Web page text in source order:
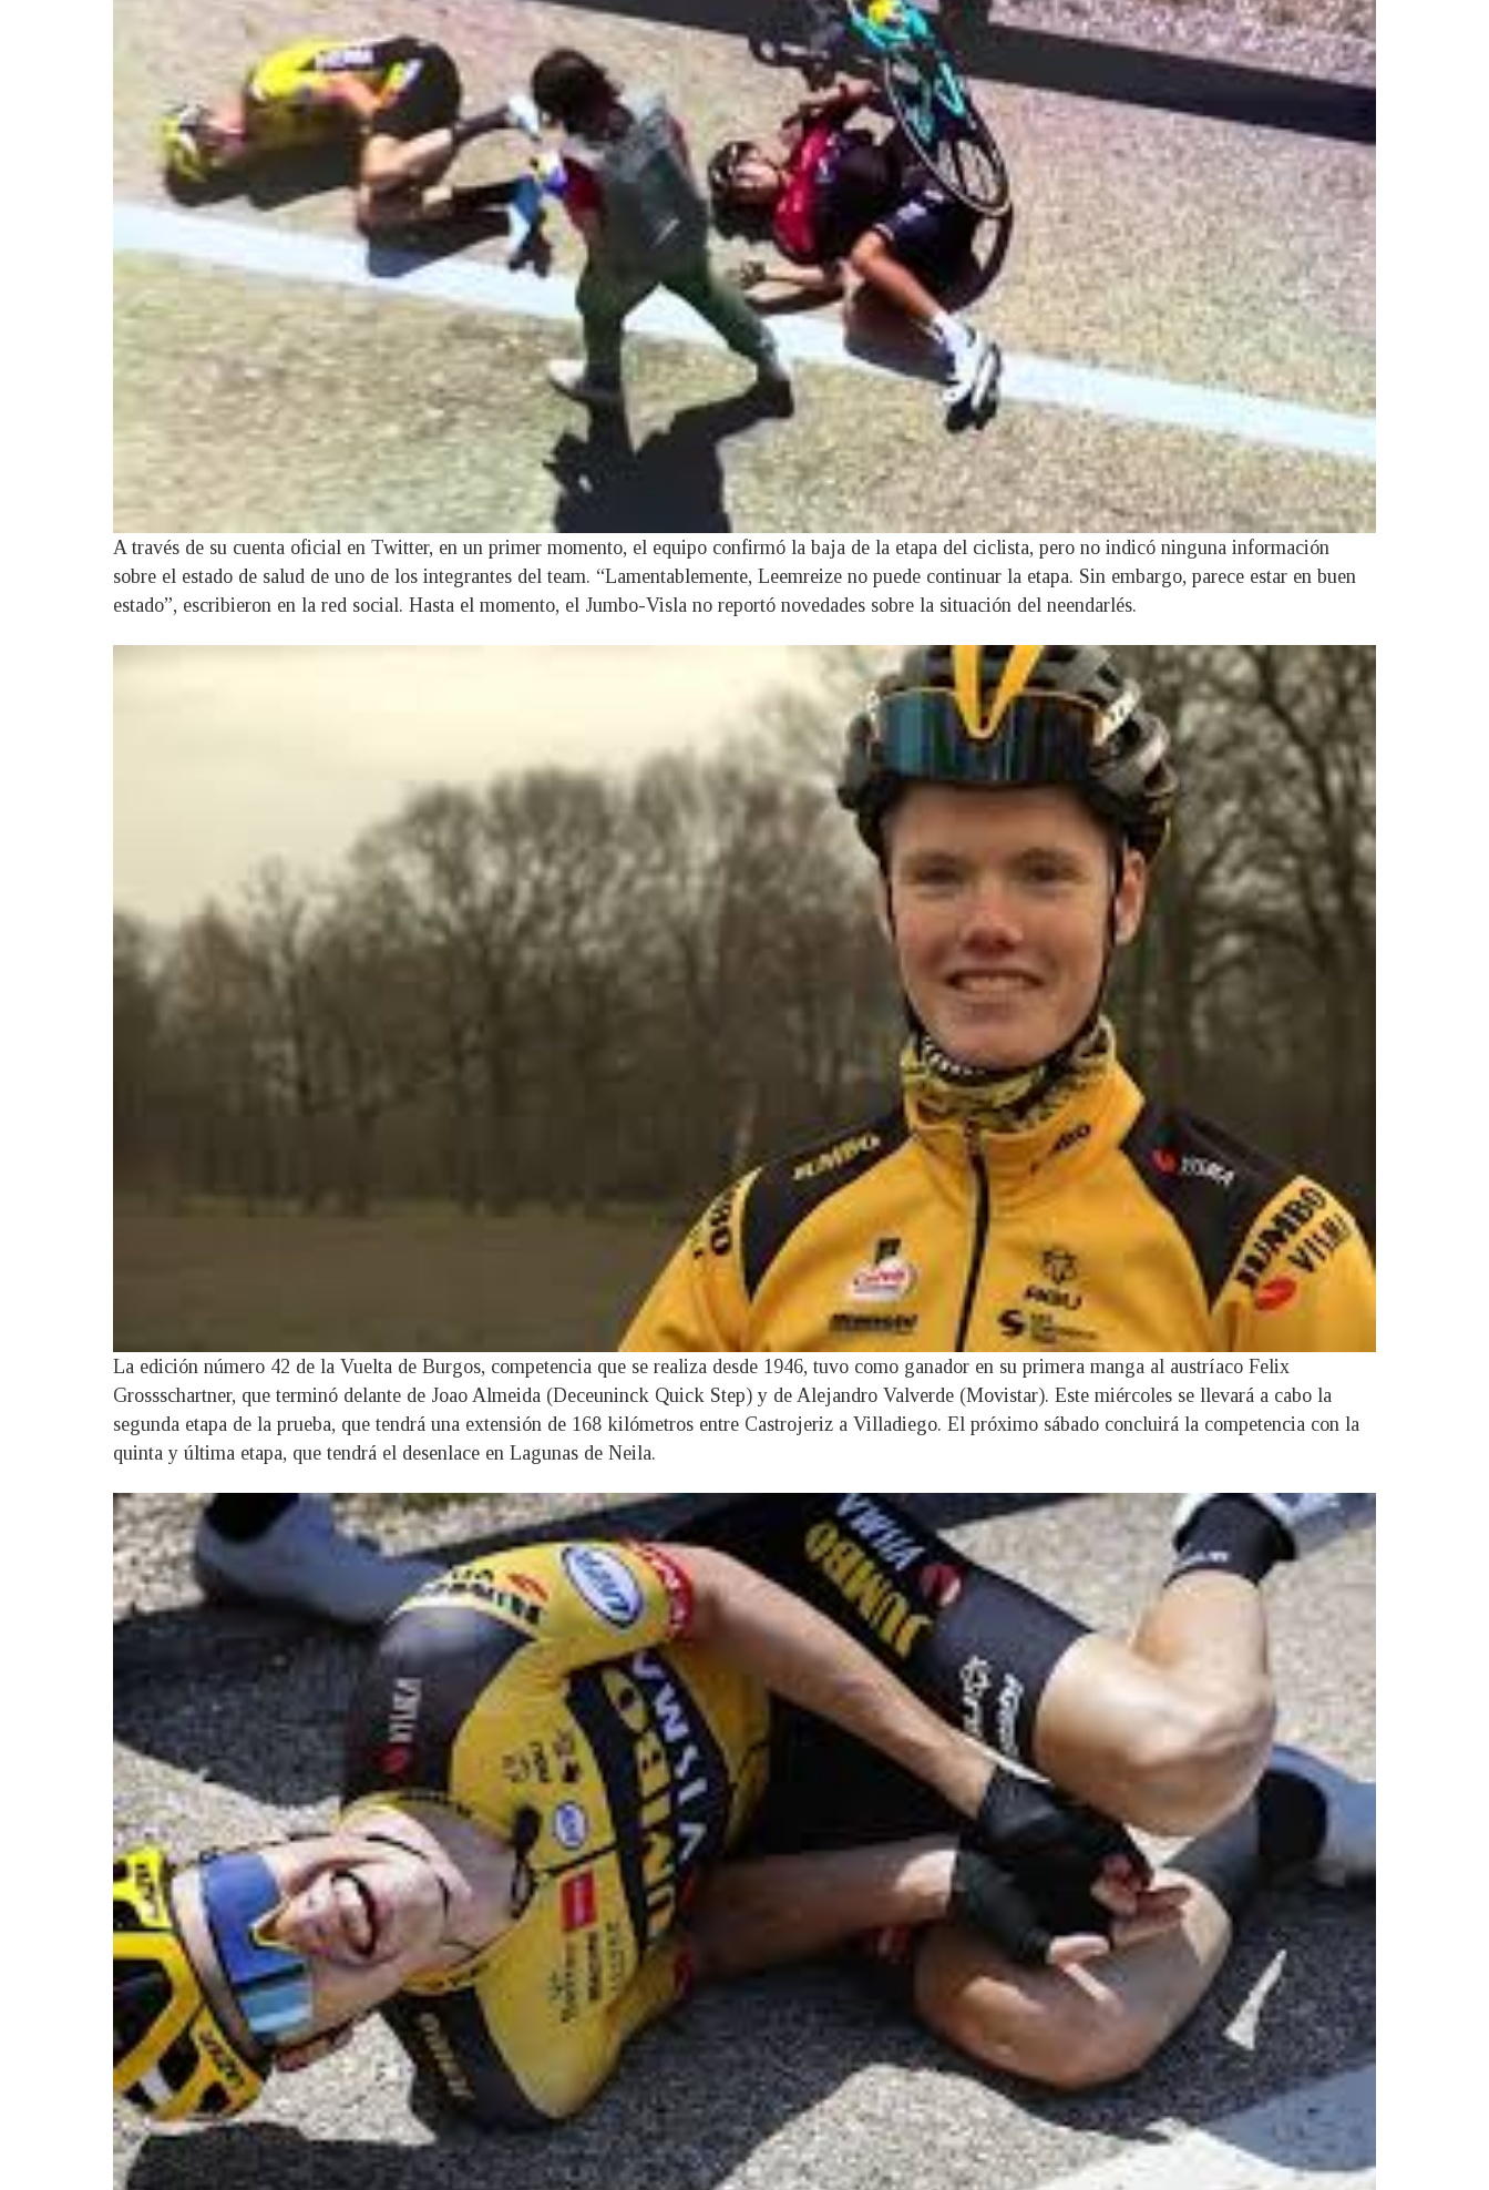
A través de su cuenta oficial en Twitter, en un primer momento, el equipo confirmó la baja de la etapa del ciclista, pero no indicó ninguna información
sobre el estado de salud de uno de los integrantes del team. “Lamentablemente, Leemreize no puede continuar la etapa. Sin embargo, parece estar en buen
estado”, escribieron en la red social. Hasta el momento, el Jumbo-Visla no reportó novedades sobre la situación del neendarlés.
La edición número 42 de la Vuelta de Burgos, competencia que se realiza desde 1946, tuvo como ganador en su primera manga al austríaco Felix
Grossschartner, que terminó delante de Joao Almeida (Deceuninck Quick Step) y de Alejandro Valverde (Movistar). Este miércoles se llevará a cabo la
segunda etapa de la prueba, que tendrá una extensión de 168 kilómetros entre Castrojeriz a Villadiego. El próximo sábado concluirá la competencia con la
quinta y última etapa, que tendrá el desenlace en Lagunas de Neila.